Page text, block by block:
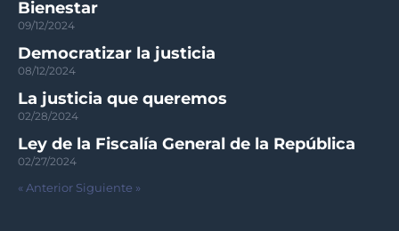
Bienestar
09/12/2024
Democratizar la justicia
08/12/2024
La justicia que queremos
02/28/2024
Ley de la Fiscalía General de la República
02/27/2024
« Anterior Siguiente »